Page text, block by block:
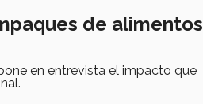
de alimentos
en entrevista el impacto que